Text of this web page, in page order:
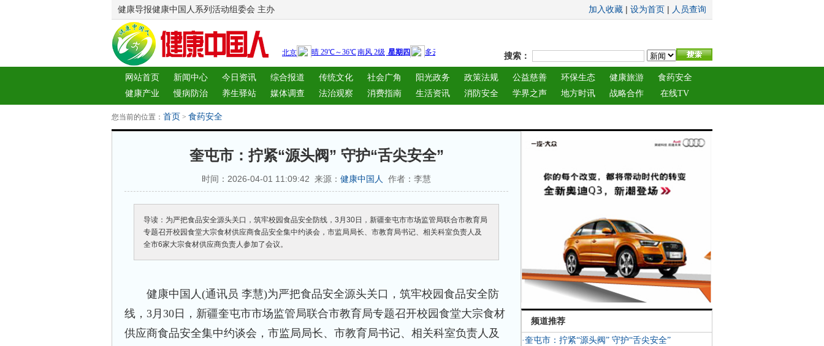
健康导报健康中国人系列活动组委会 主办 加入收藏 | 设为首页 | 人员查询
搜索：
网站首页 新闻中心 今日资讯 综合报道 传统文化 社会广角 阳光政务 政策法规 公益慈善 环保生态 健康旅游
食药安全
健康产业
慢病防治 养生驿站 媒体调查 法治观察 消费指南 生活资讯 消防安全 学界之声 地方时讯 战略合作
在线TV
您当前的位置： 首页 > 食药安全
奎屯市：拧紧“源头阀” 守护“舌尖安全”
时间：2026-04-01 11:09:42 来源： 健康中国人 作者：李慧
导读：为严把食品安全源头关口，筑牢校园食品安全防线，3月30日，新疆奎屯市市场监管局联合市教育局
专题召开校园食堂大宗食材供应商食品安全集中约谈会，市监局局长、市教育局书记、相关科室负责人及
全市6家大宗食材供应商负责人参加了会议。
健康中国人(通讯员 李慧)为严把食品安全源头关口，筑牢校园食品安全防
线，3月30日，新疆奎屯市市场监管局联合市教育局专题召开校园食堂大宗食材
供应商食品安全集中约谈会，市监局局长、市教育局书记、相关科室负责人及
频道推荐
·奎屯市：拧紧“源头阀” 守护“舌尖安全”